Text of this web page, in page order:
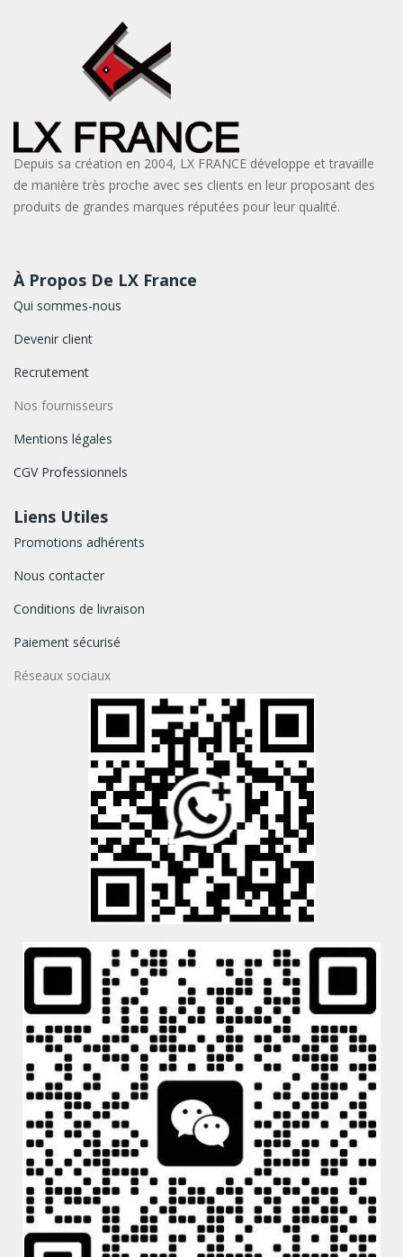
Depuis sa création en 2004, LX FRANCE développe et travaille
de manière très proche avec ses clients en leur proposant des
produits de grandes marques réputées pour leur qualité.
À Propos De LX France
Qui sommes-nous
Devenir client
Recrutement
Nos fournisseurs
Mentions légales
CGV Professionnels
Liens Utiles
Promotions adhérents
Nous contacter
Conditions de livraison
Paiement sécurisé
Réseaux sociaux